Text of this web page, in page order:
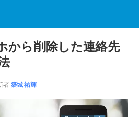
から削除した連絡先
者築城 祐輝